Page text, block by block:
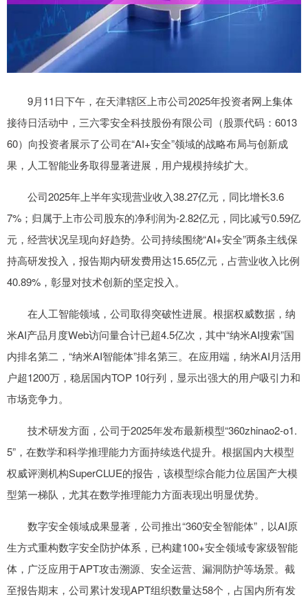
9月11日下午，在天津辖区上市公司2025年投资者网上集体
接待日活动中，三六零安全科技股份有限公司（股票代码：6013
60）向投资者展示了公司在“AI+安全”领域的战略布局与创新成
果，人工智能业务取得显著进展，用户规模持续扩大。
公司2025年上半年实现营业收入38.27亿元，同比增长3.6
7%；归属于上市公司股东的净利润为-2.82亿元，同比减亏0.59亿
元，经营状况呈现向好趋势。公司持续围绕“AI+安全”两条主线保
持高研发投入，报告期内研发费用达15.65亿元，占营业收入比例
40.89%，彰显对技术创新的坚定投入。
在人工智能领域，公司取得突破性进展。根据权威数据，纳
米AI产品月度Web访问量合计已超4.5亿次，其中“纳米AI搜索”国
内排名第二，“纳米AI智能体”排名第三。在应用端，纳米AI月活用
户超1200万，稳居国内TOP 10行列，显示出强大的用户吸引力和
市场竞争力。
技术研发方面，公司于2025年发布最新模型“360zhinao2-o1.
5”，在数学和科学推理能力方面持续迭代提升。根据国内大模型
权威评测机构SuperCLUE的报告，该模型综合能力位居国产大模
型第一梯队，尤其在数学推理能力方面表现出明显优势。
数字安全领域成果显著，公司推出“360安全智能体”，以AI原
生方式重构数字安全防护体系，已构建100+安全领域专家级智能
体，广泛应用于APT攻击溯源、安全运营、漏洞防护等场景。截
至报告期末，公司累计发现APT组织数量达58个，占国内所有发